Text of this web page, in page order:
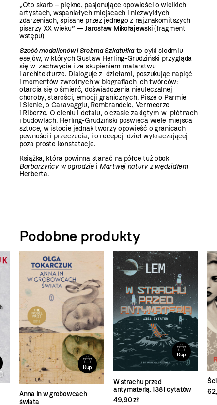
„Oto skarb – piękne, pasjonujące opowieści o wielkich
artystach, wspaniałych miejscach i niezwykłych
zdarzeniach, spisane przez jednego z najznakomitszych
pisarzy XX wieku” —Jarosław Mikołajewski(fragment
wstępu)
Sześć medalionów i Srebrna Szkatułkato cykl siedmiu
esejów, w których Gustaw Herling-Grudziński przygląda
się w zachwycie i ze skupieniem malarstwu
i architekturze. Dialoguje z dziełami, poszukując napięć
i momentów zwrotnych w biografiach ich twórców:
otarcia się o śmierć, doświadczenia nieuleczalnej
choroby, starości, emocji granicznych. Pisze o Parmie
i Sienie, o Caravaggiu, Rembrandcie, Vermeerze
i Riberze. O cieniu i detalu, o czasie zaklętym w płótnach
i budowlach. Herling-Grudziński poświęca wiele miejsca
sztuce, w istocie jednak tworzy opowieść o granicach
pewności i przeczucia, i o recepcji dzieł wykraczającej
poza proste konstatacje.
Książka, która powinna stanąć na półce tuż obok
Barbarzyńcy w ogrodziei Martwej natury z wędzidłem
Herberta.
Podobne produkty
Kup
Anna In w grobowcach
świata
Kup
W strachu przed
antymaterią. 1381 cytatów
49,90 zł